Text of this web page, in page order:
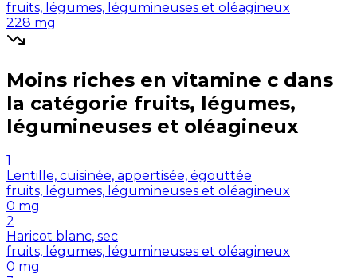
fruits, légumes, légumineuses et oléagineux
228 mg
Moins riches en vitamine c dans
la catégorie fruits, légumes,
légumineuses et oléagineux
1
Lentille, cuisinée, appertisée, égouttée
fruits, légumes, légumineuses et oléagineux
0 mg
2
Haricot blanc, sec
fruits, légumes, légumineuses et oléagineux
0 mg